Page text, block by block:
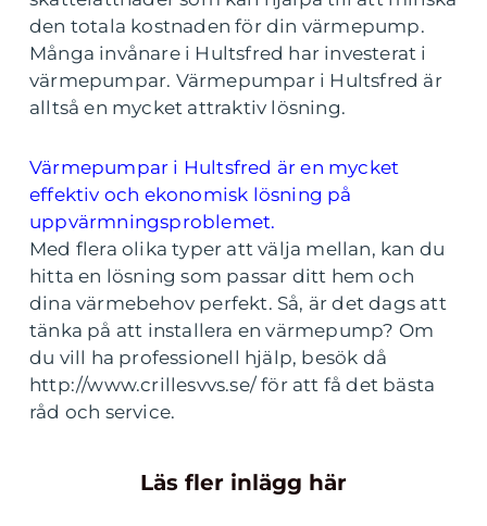
den totala kostnaden för din värmepump.
Många invånare i Hultsfred har investerat i
värmepumpar. Värmepumpar i Hultsfred är
alltså en mycket attraktiv lösning.
Värmepumpar i Hultsfred är en mycket
effektiv och ekonomisk lösning på
uppvärmningsproblemet.
Med flera olika typer att välja mellan, kan du
hitta en lösning som passar ditt hem och
dina värmebehov perfekt. Så, är det dags att
tänka på att installera en värmepump? Om
du vill ha professionell hjälp, besök då
http://www.crillesvvs.se/ för att få det bästa
råd och service.
Läs fler inlägg här